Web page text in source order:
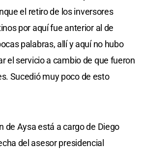
el retiro de los inversores
por aquí fue anterior al de
palabras, allí y aquí no hubo
el servicio a cambio de que fueron
Sucedió muy poco de esto
de Aysa está a cargo de Diego
del asesor presidencial